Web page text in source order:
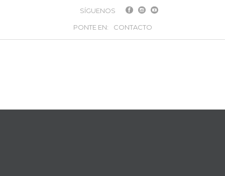
SÍGUENOS
PONTE EN: CONTACTO